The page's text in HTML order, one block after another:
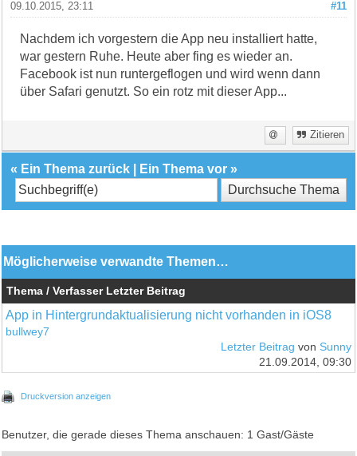
#11
09.10.2015, 23:11
Nachdem ich vorgestern die App neu installiert hatte,
war gestern Ruhe. Heute aber fing es wieder an.
Facebook ist nun runtergeflogen und wird wenn dann
über Safari genutzt. So ein rotz mit dieser App...
Zitieren
« Ein Thema zurück Ein Thema vor »
Möglicherweise verwandte Themen…
Thema / Verfasser Letzter Beitrag
App in Hintergrundaktualisierung nicht vorhanden in iOS8
bullwey7
Letzter Beitrag von Sunny
21.09.2014, 09:30
Druckversion anzeigen
Benutzer, die gerade dieses Thema anschauen: 1 Gast/Gäste